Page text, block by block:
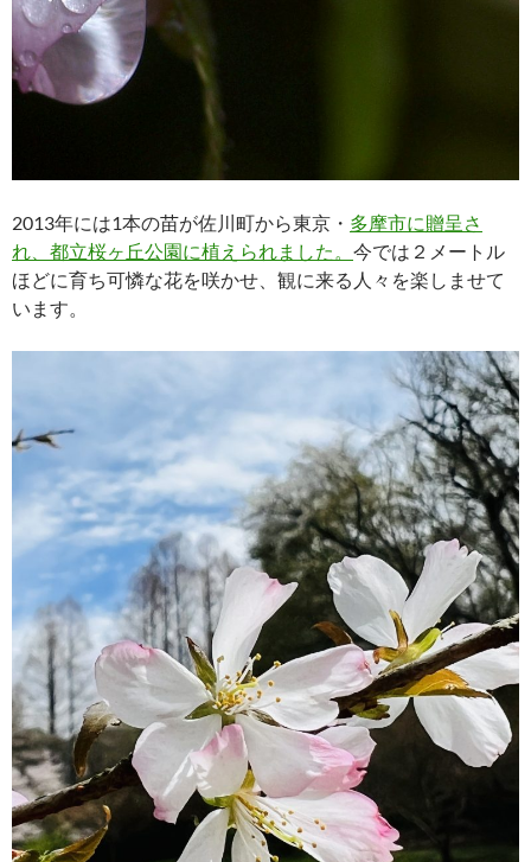
2013年には1本の苗が佐川町から東京・ 多摩市に贈呈さ
れ、都立桜ヶ丘公園に植えられました。 今では２メートル
ほどに育ち可憐な花を咲かせ、観に来る人々を楽しませて
います。